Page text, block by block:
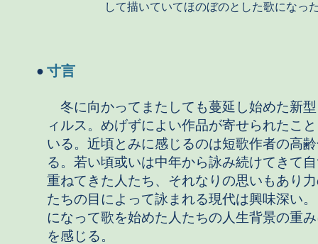
して描いていてほのぼのとした歌になっ
● 寸言
冬に向かってまたしても蔓延し始めた新
ィルス。めげずによい作品が寄せられたこ
いる。近頃とみに感じるのは短歌作者の高
る。若い頃或いは中年から詠み続けてきて
重ねてきた人たち、それなりの思いもあり
たちの目によって詠まれる現代は興味深い
になって歌を始めた人たちの人生背景の重
を感じる。